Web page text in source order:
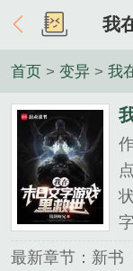
我
首页 > 变异 > 我
最新章节：新书